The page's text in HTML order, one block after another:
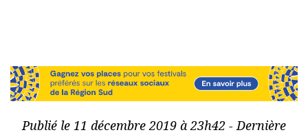
Publié le 11 décembre 2019 à 23h42 - Dernière